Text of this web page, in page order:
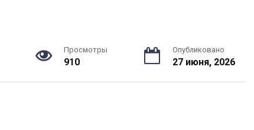
Просмотры
910
Опубликовано
27 июня, 2026